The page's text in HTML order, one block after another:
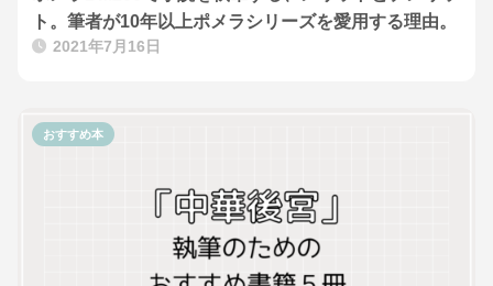
ト。筆者が10年以上ポメラシリーズを愛用する理由。
2021年7月16日
おすすめ本